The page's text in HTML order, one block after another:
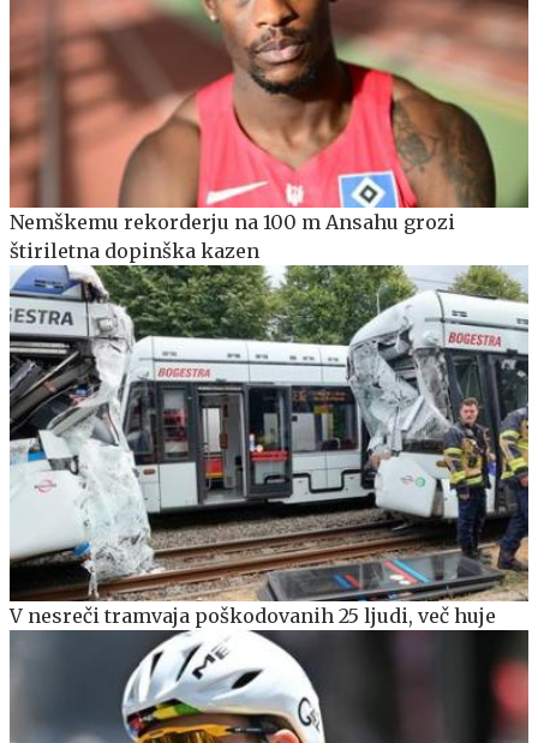
Nemškemu rekorderju na 100 m Ansahu grozi
štiriletna dopinška kazen
V nesreči tramvaja poškodovanih 25 ljudi, več huje